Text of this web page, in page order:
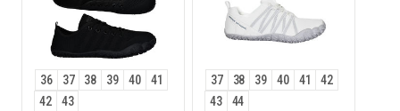
36 37 38 39 40
41
42
43
37 38 39 40 41
42
43
44